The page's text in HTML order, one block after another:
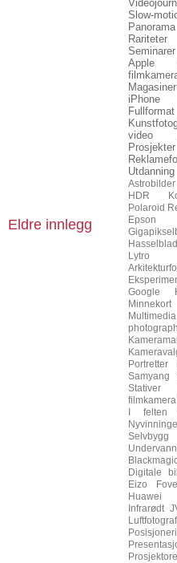
Eldre innlegg
Slow-
Panorama
Rariteter
Seminarer
Apple
Magasiner
iPhone
Fullformat
video
Prosjekter
Utdanning
Astrobilder
HDR
Polaroid
Epson
Hasselblad
Lytro
Google
Minnekort
Multimedia
Portretter
Samyang
Stativer
filmkamera
I felten
Selvbygg
Digitale
Eizo
Huawei
Infrarødt